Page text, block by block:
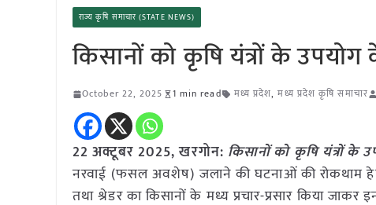
राज्य कृषि समाचार (STATE NEWS)
किसानों को कृषि यंत्रों के उपयोग
October 22, 2025 1 min read मध्य प्रदेश,मध्य प्रदेश कृषि समाचार
22 अक्टूबर 2025,खरगोन: किसानों को कृषि यंत्रों के
नरवाई (फसल अवशेष) जलाने की घटनाओं की रोकथाम हेतु
तथा श्रेडर का किसानों के मध्य प्रचार-प्रसार किया